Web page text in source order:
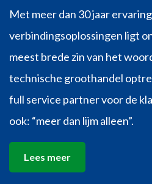
Met meer dan 30 jaar
verbindingsoplossingen ligt
meest brede zin van het
technische groothandel
full service partner voor de
ook: “meer dan lijm alleen”.
Lees meer